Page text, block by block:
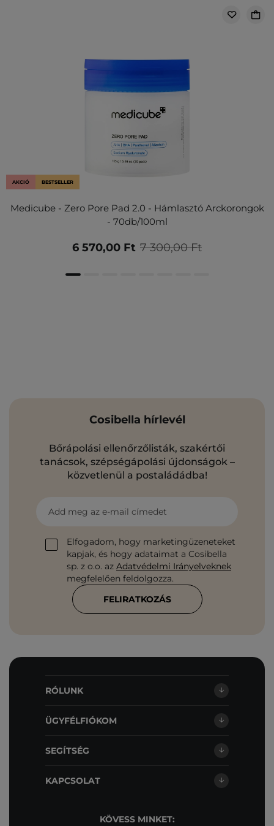
AKCIÓ BESTSELLER
Medicube - Zero Pore Pad 2.0 - Hámlasztó Arckorongok
- 70db/100ml
7 300,00 Ft
6 570,00 Ft
Cosibella hírlevél
Bőrápolási ellenőrzőlisták, szakértői
tanácsok, szépségápolási újdonságok –
közvetlenül a postaládádba!
Add meg az e-mail címedet
Elfogadom, hogy marketingüzeneteket
kapjak, és hogy adataimat a Cosibella
sp. z o.o. az Adatvédelmi Irányelveknek
megfelelően feldolgozza.
FELIRATKOZÁS
RÓLUNK
ÜGYFÉLFIÓKOM
SEGÍTSÉG
KAPCSOLAT
KÖVESS MINKET: